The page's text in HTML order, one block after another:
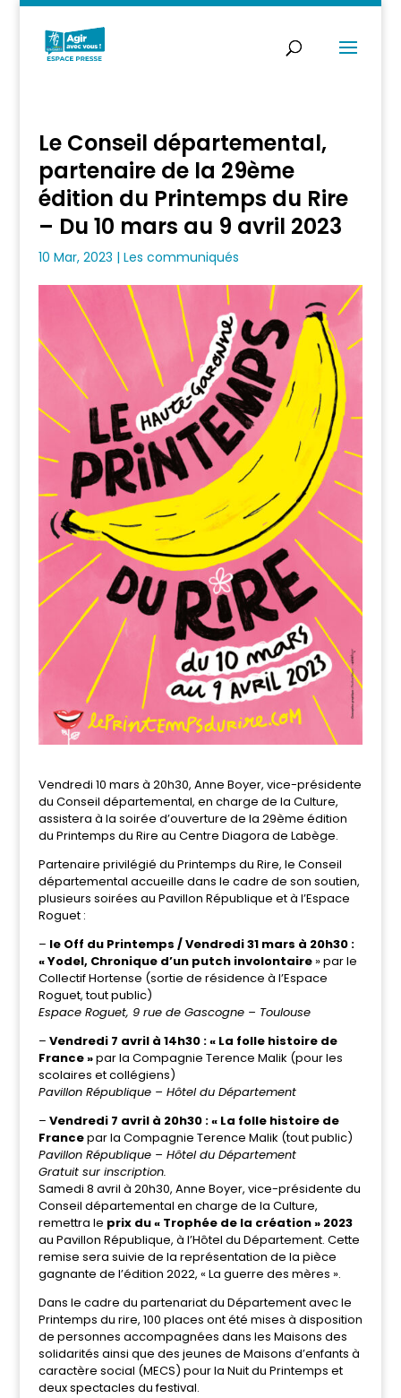
Le Conseil départemental,
partenaire de la 29ème
édition du Printemps du Rire
– Du 10 mars au 9 avril 2023
10 Mar, 2023 | Les communiqués
Vendredi 10 mars à 20h30, Anne Boyer, vice-présidente
du Conseil départemental, en charge de la Culture,
assistera à la soirée d’ouverture de la 29ème édition
du Printemps du Rire au Centre Diagora de Labège.
Partenaire privilégié du Printemps du Rire, le Conseil
départemental accueille dans le cadre de son soutien,
plusieurs soirées au Pavillon République et à l’Espace
Roguet :
– le Off du Printemps / Vendredi 31 mars à 20h30 :
« Yodel, Chronique d’un putch involontaire» par le
Collectif Hortense (sortie de résidence à l’Espace
Roguet, tout public)
Espace Roguet, 9 rue de Gascogne – Toulouse
– Vendredi 7 avril à 14h30 : « La folle histoire de
France »par la Compagnie Terence Malik (pour les
scolaires et collégiens)
Pavillon République – Hôtel du Département
– Vendredi 7 avril à 20h30 : « La folle histoire de
Francepar la Compagnie Terence Malik (tout public)
Pavillon République – Hôtel du Département
Gratuit sur inscription.
Samedi 8 avril à 20h30, Anne Boyer, vice-présidente du
Conseil départemental en charge de la Culture,
remettra le prix du « Trophée de la création » 2023
au Pavillon République, à l’Hôtel du Département. Cette
remise sera suivie de la représentation de la pièce
gagnante de l’édition 2022, « La guerre des mères ».
Dans le cadre du partenariat du Département avec le
Printemps du rire, 100 places ont été mises à disposition
de personnes accompagnées dans les Maisons des
solidarités ainsi que des jeunes de Maisons d’enfants à
caractère social (MECS) pour la Nuit du Printemps et
deux spectacles du festival.